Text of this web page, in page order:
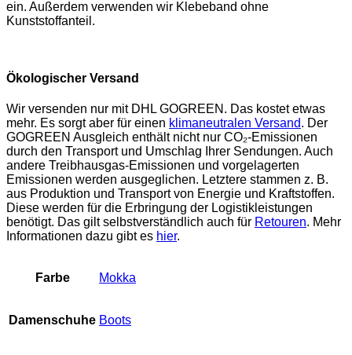
ein. Außerdem verwenden wir Klebeband ohne
Kunststoffanteil.
Ökologischer Versand
Wir versenden nur mit DHL GOGREEN. Das kostet etwas
mehr. Es sorgt aber für einen klimaneutralen Versand. Der
GOGREEN Ausgleich enthält nicht nur CO₂-Emissionen
durch den Transport und Umschlag Ihrer Sendungen. Auch
andere Treibhausgas-Emissionen und vorgelagerten
Emissionen werden ausgeglichen. Letztere stammen z. B.
aus Produktion und Transport von Energie und Kraftstoffen.
Diese werden für die Erbringung der Logistikleistungen
benötigt. Das gilt selbstverständlich auch für Retouren. Mehr
Informationen dazu gibt es hier.
Farbe Mokka
Damenschuhe Boots